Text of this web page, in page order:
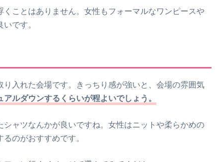
ことはありません。女性もフォーマルなワンピースや
です。
入れた会場です。きっちり感が強いと、会場の雰囲気
アルダウンするくらいが程よいでしょう。
ャツなんかが良いですね。女性はニットや柔らかめの
のがおすすめです。